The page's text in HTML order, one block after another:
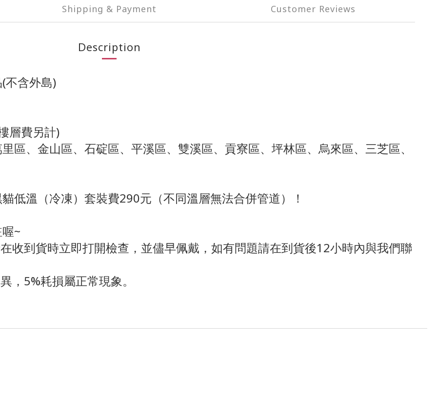
Shipping & Payment Customer Reviews
Description
不含外島)
層費另計)
區、金山區、石碇區、平溪區、雙溪區、貢寮區、坪林區、烏來區、三芝區、
低溫（冷凍）套裝費290元（不同溫層無法合併管道）！
~
收到貨時立即打開檢查，並儘早佩戴，如有問題請在到貨後12小時內與我們聯
，5%耗損屬正常現象。